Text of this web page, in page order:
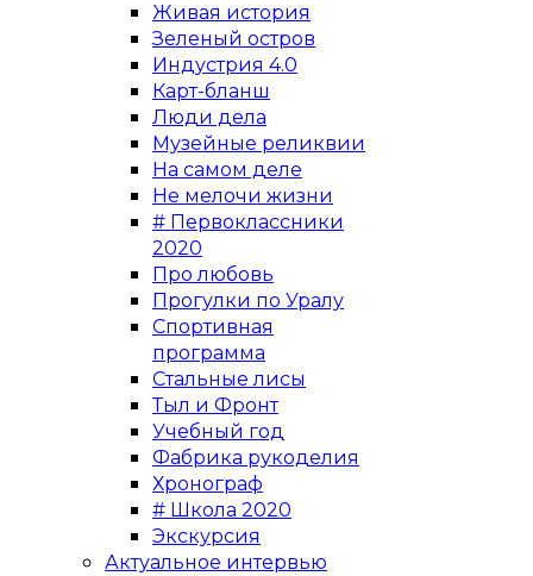
Живая история
Зеленый остров
Индустрия 4.0
Карт-бланш
Люди дела
Музейные реликвии
На самом деле
Не мелочи жизни
# Первоклассники
2020
Про любовь
Прогулки по Уралу
Спортивная
программа
Стальные лисы
Тыл и Фронт
Учебный год
Фабрика рукоделия
Хронограф
# Школа 2020
Экскурсия
Актуальное интервью